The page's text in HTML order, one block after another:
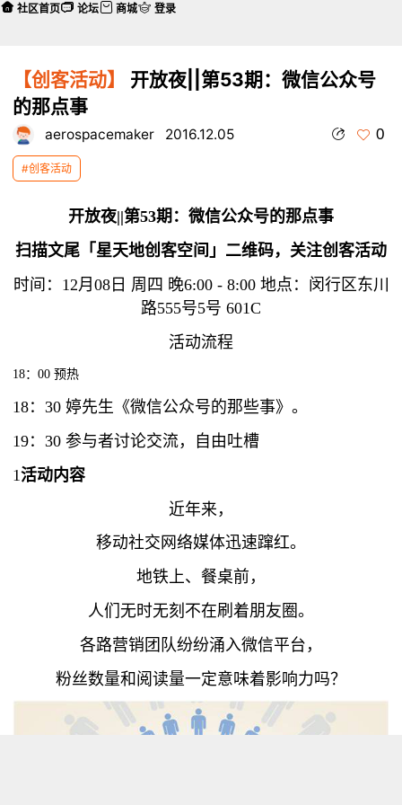
【创客活动】
开放夜||第53期：微信公众号
的那点事
aerospacemaker 2016.12.05 0
#创客活动
开放夜||第53期：微信公众号的那点事
扫描文尾「星天地创客空间」二维码，关注创客活动
时间：12月08日 周四 晚6:00 - 8:00 地点：闵行区东川
路555号5号 601C
活动流程
18：00 预热
18：30 婷先生《微信公众号的那些事》。
19：30 参与者讨论交流，自由吐槽
1活动内容
近年来，
移动社交网络媒体迅速蹿红。
地铁上、餐桌前，
人们无时无刻不在刷着朋友圈。
各路营销团队纷纷涌入微信平台，
粉丝数量和阅读量一定意味着影响力吗？
社区首页 论坛 商城 登录